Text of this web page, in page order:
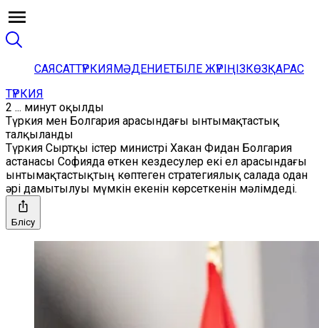
САЯСАТТҮРКИЯМӘДЕНИЕТБІЛЕ ЖҮРІҢІЗКӨЗҚАРАС
ТҮРКИЯ
2 ... минут оқылды
Түркия мен Болгария арасындағы ынтымақтастық
талқыланды
Түркия Сыртқы істер министрі Хакан Фидан Болгария
астанасы Софияда өткен кездесулер екі ел арасындағы
ынтымақтастықтың көптеген стратегиялық салада одан
әрі дамытылуы мүмкін екенін көрсеткенін мәлімдеді.
Бөлісу